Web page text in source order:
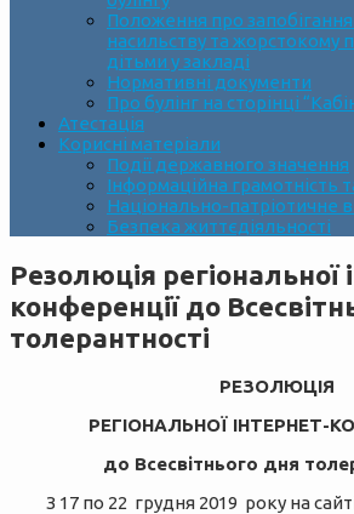
Положення про
насильству та жорстокому
дітьми у закладі
Нормативні документи
Про булінг на сторінці
Атестація
Корисні матеріали
Події державного значення
Інформаційна грамотність
Національно-патріотичне
Безпека життєдіяльності
Резолюція регіональної
конференції до
толерантності
РЕЗОЛЮЦІЯ
РЕГІОНАЛЬНОЇ ІНТЕРНЕТ-
до Всесвітнього дня
З 17 по 22 грудня 2019 року на